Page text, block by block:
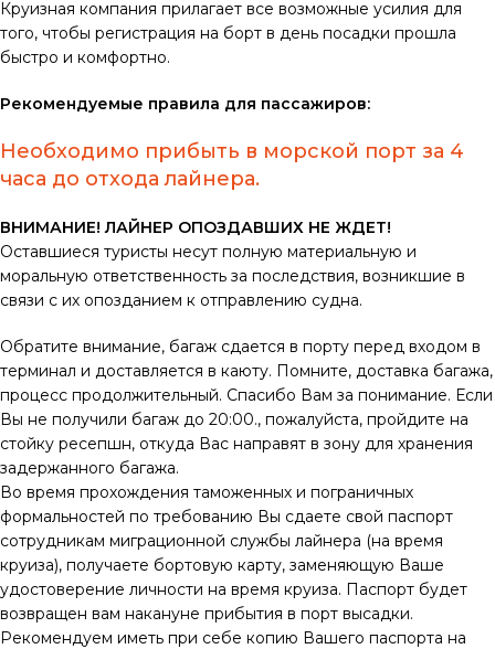
Круизная компания прилагает все возможные усилия для
того, чтобы регистрация на борт в день посадки прошла
быстро и комфортно.
Рекомендуемые правила для пассажиров:
Необходимо прибыть в морской порт за 4
часа до отхода лайнера.
ВНИМАНИЕ! ЛАЙНЕР ОПОЗДАВШИХ НЕ ЖДЕТ!
Оставшиеся туристы несут полную материальную и
моральную ответственность за последствия, возникшие в
связи с их опозданием к отправлению судна.
Обратите внимание, багаж сдается в порту перед входом в
терминал и доставляется в каюту. Помните, доставка багажа,
процесс продолжительный. Спасибо Вам за понимание. Если
Вы не получили багаж до 20:00., пожалуйста, пройдите на
стойку ресепшн, откуда Вас направят в зону для хранения
задержанного багажа.
Во время прохождения таможенных и пограничных
формальностей по требованию Вы сдаете свой паспорт
сотрудникам миграционной службы лайнера (на время
круиза), получаете бортовую карту, заменяющую Ваше
удостоверение личности на время круиза. Паспорт будет
возвращен вам накануне прибытия в порт высадки.
Рекомендуем иметь при себе копию Вашего паспорта на